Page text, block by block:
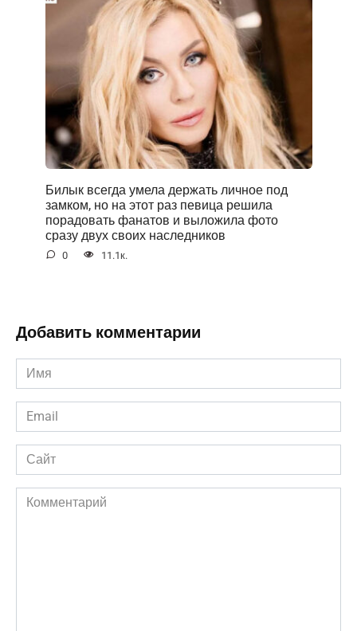
Билык всегда умела держать личное под
замком, но на этот раз певица решила
порадовать фанатов и выложила фото
сразу двух своих наследников
0 11.1к.
Добавить комментарии
Имя
*
Email
*
Сайт
Комментарий